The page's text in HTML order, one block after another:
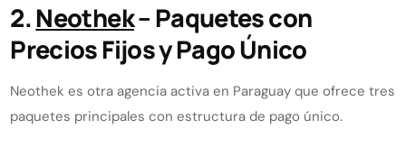
2.Neothek– Paquetes con
Precios Fijos y Pago Único
Neothek es otra agencia activa en Paraguay que ofrece tres
paquetes principales con estructura de pago único.